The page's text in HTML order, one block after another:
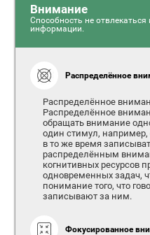
Внимание
Способность не
информации.
Распределённое
Распределённое
Распределённое
обращать внимание
один стимул, например,
в то же время
распределённым
когнитивных ресурсов
одновременных задач,
понимание того, что
записывают за ним.
Фокусированное